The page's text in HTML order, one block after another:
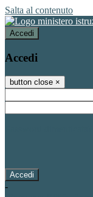
Salta al contenuto
Accedi
Accedi
button close ×
-